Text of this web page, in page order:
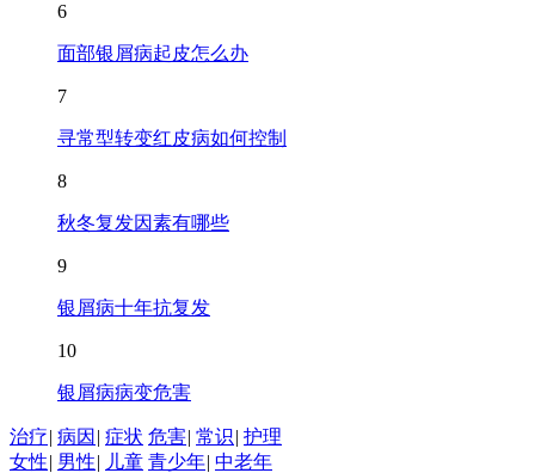
6
面部银屑病起皮怎么办
7
寻常型转变红皮病如何控制
8
秋冬复发因素有哪些
9
银屑病十年抗复发
10
银屑病病变危害
治疗| 病因 | 症状 危害| 常识| 护理
女性| 男性| 儿童 青少年| 中老年